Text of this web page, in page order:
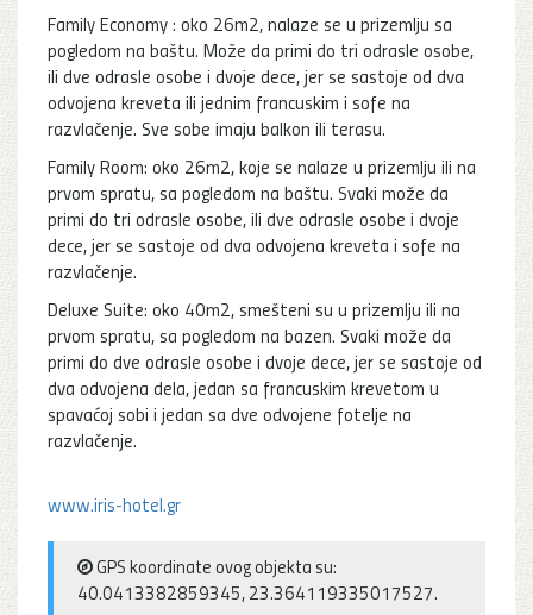
Family Economy : oko 26m2, nalaze se u prizemlju sa
pogledom na baštu. Može da primi do tri odrasle osobe,
ili dve odrasle osobe i dvoje dece, jer se sastoje od dva
odvojena kreveta ili jednim francuskim i sofe na
razvlačenje. Sve sobe imaju balkon ili terasu.
Family Room: oko 26m2, koje se nalaze u prizemlju ili na
prvom spratu, sa pogledom na baštu. Svaki može da
primi do tri odrasle osobe, ili dve odrasle osobe i dvoje
dece, jer se sastoje od dva odvojena kreveta i sofe na
razvlačenje.
Deluxe Suite: oko 40m2, smešteni su u prizemlju ili na
prvom spratu, sa pogledom na bazen. Svaki može da
primi do dve odrasle osobe i dvoje dece, jer se sastoje od
dva odvojena dela, jedan sa francuskim krevetom u
spavaćoj sobi i jedan sa dve odvojene fotelje na
razvlačenje.
www.iris-hotel.gr
GPS koordinate ovog objekta su:
40.0413382859345, 23.364119335017527.